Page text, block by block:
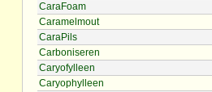
CaraFoam
Caramelmout
CaraPils
Carboniseren
Caryofylleen
Caryophylleen